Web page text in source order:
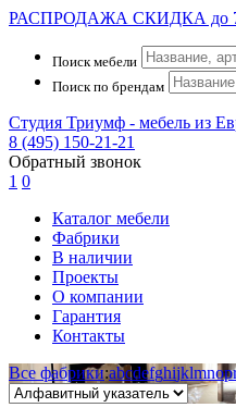
РАСПРОДАЖА СКИДКА до
Поиск мебели
Поиск по брендам
Студия Триумф - мебель из
8 (495) 150-21-21
Обратный звонок
1 0
Каталог мебели
Фабрики
В наличии
Проекты
О компании
Гарантия
Контакты
Все фабрики:abcdefghijklmnop